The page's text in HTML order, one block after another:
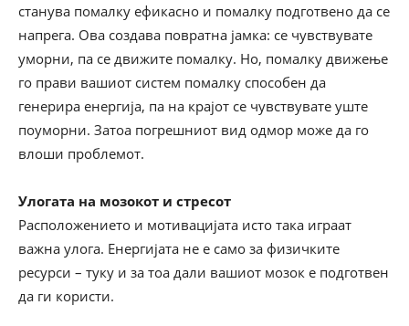
станува помалку ефикасно и помалку подготвено да се
напрега. Ова создава повратна јамка: се чувствувате
уморни, па се движите помалку. Но, помалку движење
го прави вашиот систем помалку способен да
генерира енергија, па на крајот се чувствувате уште
поуморни. Затоа погрешниот вид одмор може да го
влоши проблемот.
Улогата на мозокот и стресот
Расположението и мотивацијата исто така играат
важна улога. Енергијата не е само за физичките
ресурси – туку и за тоа дали вашиот мозок е подготвен
да ги користи.